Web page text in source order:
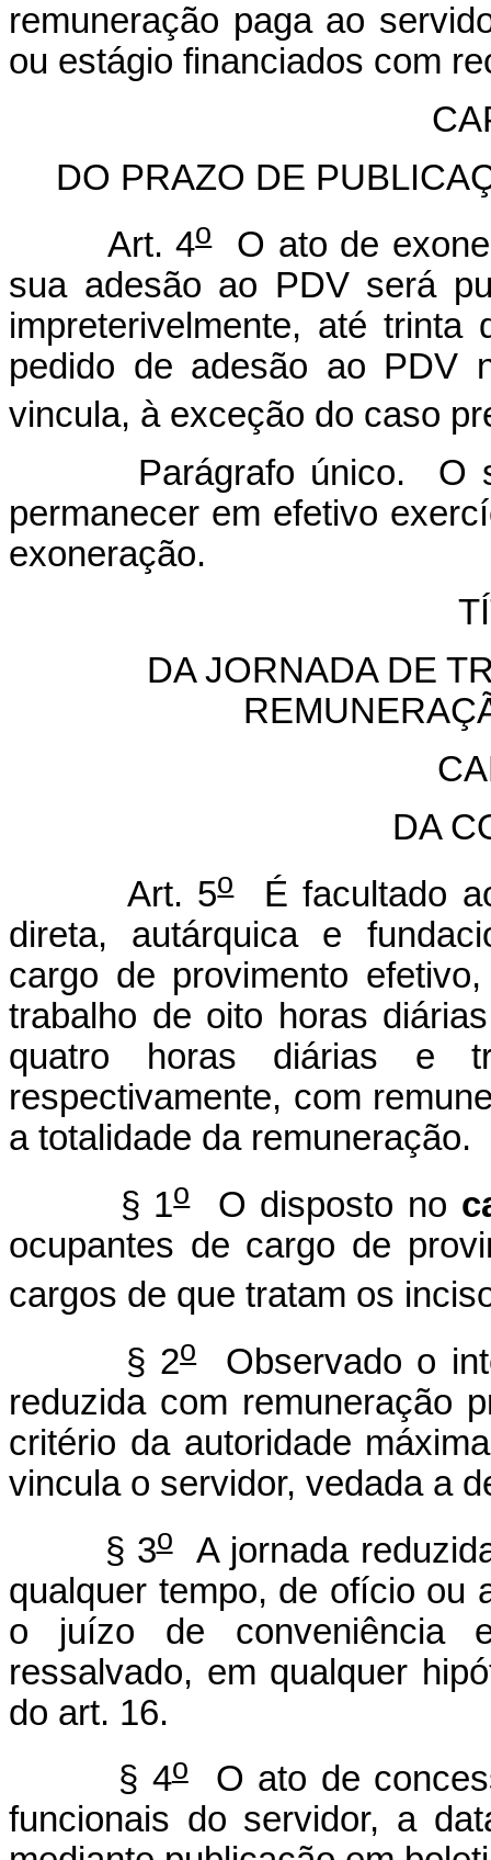
remuneração paga ao
ou estágio financiados com
DO PRAZO DE
Art. 4oO ato de
sua adesão ao PDV será
impreterivelmente, até trinta
pedido de adesão ao PDV
vincula, à exceção do caso
Parágrafo único. O
permanecer em efetivo
exoneração.
DA JORNADA DE
DA
Art. 5oÉ facultado
direta, autárquica e
cargo de provimento
trabalho de oito horas
quatro horas diárias e
respectivamente, com
a totalidade da remuneração.
§ 1oO disposto no
ocupantes de cargo de
cargos de que tratam os
§ 2oObservado o
reduzida com remuneração
critério da autoridade
vincula o servidor, vedada a
§ 3oA jornada
qualquer tempo, de ofício ou
o juízo de conveniência
ressalvado, em qualquer
do art. 16.
§ 4oO ato de
funcionais do servidor, a